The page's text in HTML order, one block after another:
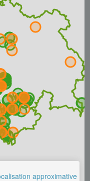
approximative